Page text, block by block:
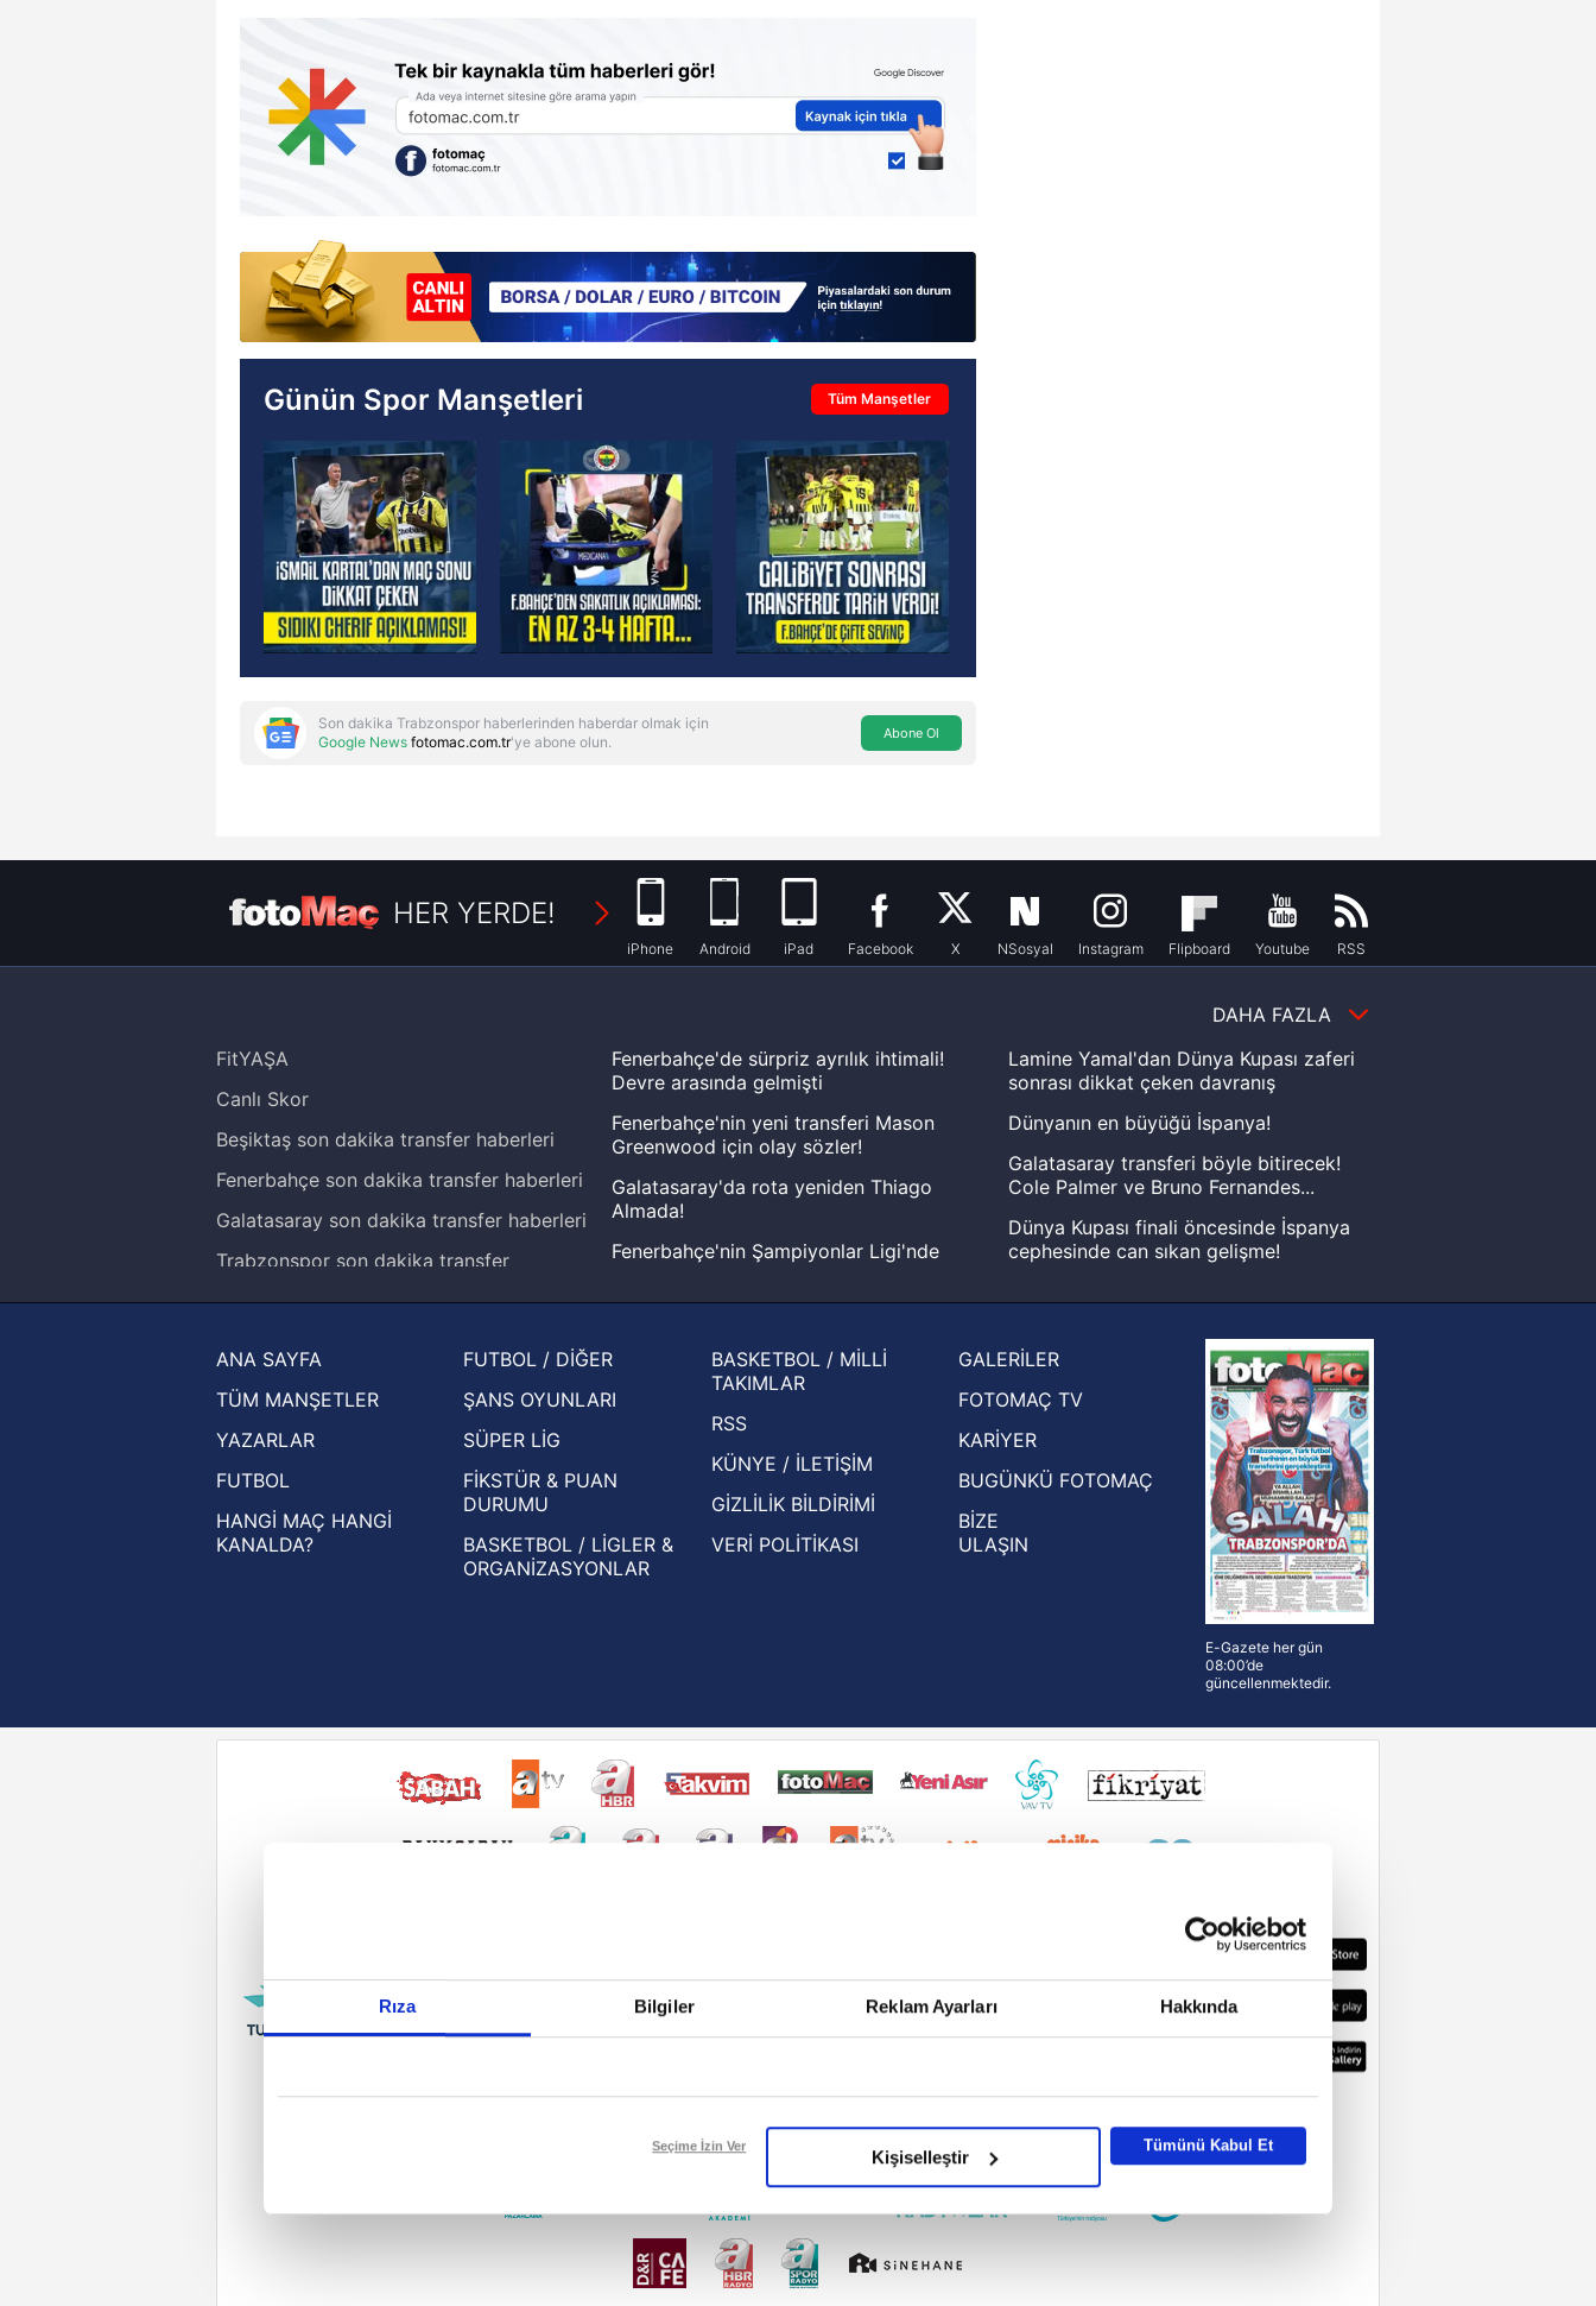
Rıza Bilgiler Reklam Ayarları Hakkında
Reddet
Seçime İzin Ver
Kişiselleştir
Tümünü Kabul Et
Günün Spor Manşetleri Tüm Manşetler
Son dakika Trabzonspor haberlerinden haberdar olmak için
Google News fotomac.com.tr'ye abone olun. Abone Ol
HER YERDE!
iPhone Android iPad Facebook X NSosyal Instagram Flipboard Youtube RSS
DAHA FAZLA
FitYAŞA
Canlı Skor
Beşiktaş son dakika transfer haberleri
Fenerbahçe son dakika transfer haberleri
Galatasaray son dakika transfer haberleri
Trabzonspor son dakika transfer
Ziraat Türkiye Kupası haberleri
UEFA Şampiyonlar Ligi haberleri
UEFA Avrupa Ligi haberleri
UEFA Konferans Ligi haberleri
Fenerbahçe'de sürpriz ayrılık ihtimali!
Devre arasında gelmişti
Fenerbahçe'nin yeni transferi Mason
Greenwood için olay sözler!
Galatasaray'da rota yeniden Thiago
Almada!
Fenerbahçe'nin Şampiyonlar Ligi'nde
Zabrze'yi elerlerse...
basından gündem olan manşetler!
Beşiktaş'ın UEFA Avrupa Ligi'nde 3. Ön
Eleme Turu muhtemel rakipleri belli oldu!
Lamine Yamal'dan Dünya Kupası zaferi
sonrası dikkat çeken davranış
Dünyanın en büyüğü İspanya!
Galatasaray transferi böyle bitirecek!
Cole Palmer ve Bruno Fernandes...
Dünya Kupası finali öncesinde İspanya
cephesinde can sıkan gelişme!
Hernan Crespo, Meksika Ligi
ekiplerinden Atlas'ın yeni teknik direktörü
oldu
ANA SAYFA
TÜM MANŞETLER
YAZARLAR
FUTBOL
HANGİ MAÇ HANGİ
KANALDA?
FUTBOL / DİĞER
ŞANS OYUNLARI
SÜPER LİG
FİKSTÜR & PUAN
DURUMU
BASKETBOL / LİGLER &
ORGANİZASYONLAR
BASKETBOL / MİLLİ
TAKIMLAR
RSS
KÜNYE / İLETİŞİM
GİZLİLİK BİLDİRİMİ
VERİ POLİTİKASI
GALERİLER
FOTOMAÇ TV
KARİYER
BUGÜNKÜ FOTOMAÇ
BİZE
ULAŞIN
E-Gazete her gün
08:00’de
güncellenmektedir.